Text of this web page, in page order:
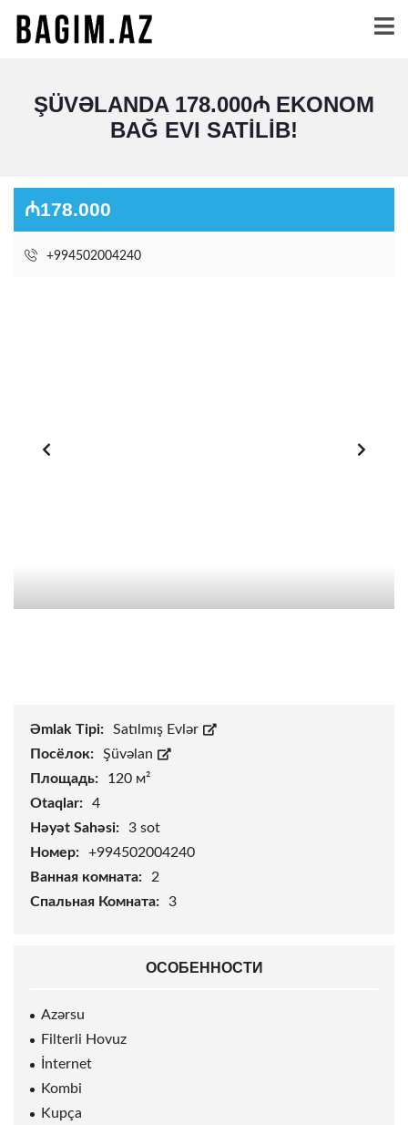
ŞÜVƏLANDA 178.000₼ EKONOM
BAĞ EVI SATİLİB!
₼178.000
+994502004240
Əmlak Tipi:
Satılmış Evlər
Посёлок:
Şüvəlan
Площадь:
120 м²
Otaqlar:
4
Həyət Sahəsi:
3 sot
Номер:
+994502004240
Ванная комната:
2
Спальная Комната:
3
ОСОБЕННОСТИ
Azərsu
Filterli Hovuz
İnternet
Kombi
Kupça